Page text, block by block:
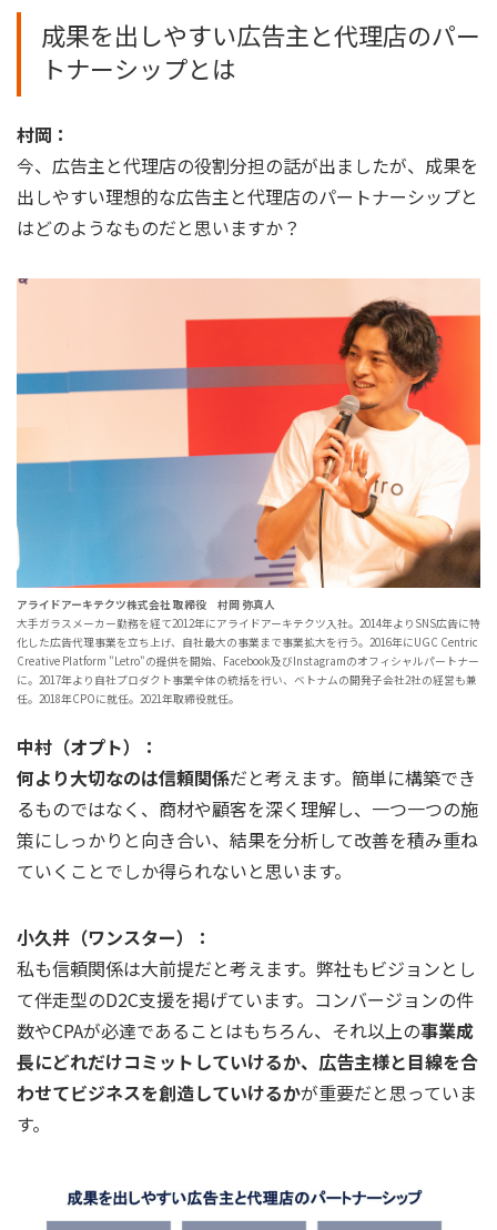
成果を出しやすい広告主と代理店のパー
トナーシップとは
村岡：
今、広告主と代理店の役割分担の話が出ましたが、成果を
出しやすい理想的な広告主と代理店のパートナーシップと
はどのようなものだと思いますか？
アライドアーキテクツ株式会社 取締役 村岡 弥真人
大手ガラスメーカー勤務を経て2012年にアライドアーキテクツ入社。2014年よりSNS広告に特
化した広告代理事業を立ち上げ、自社最大の事業まで事業拡大を行う。2016年にUGC Centric
Creative Platform "Letro"の提供を開始、Facebook及びInstagramのオフィシャルパートナー
に。2017年より自社プロダクト事業全体の統括を行い、ベトナムの開発子会社2社の経営も兼
任。2018年CPOに就任。2021年取締役就任。
中村（オプト）：
何より大切なのは信頼関係だと考えます。簡単に構築でき
るものではなく、商材や顧客を深く理解し、一つ一つの施
策にしっかりと向き合い、結果を分析して改善を積み重ね
ていくことでしか得られないと思います。
小久井（ワンスター）：
私も信頼関係は大前提だと考えます。弊社もビジョンとし
て伴走型のD2C支援を掲げています。コンバージョンの件
数やCPAが必達であることはもちろん、それ以上の事業成
長にどれだけコミットしていけるか、広告主様と目線を合
わせてビジネスを創造していけるかが重要だと思っていま
す。